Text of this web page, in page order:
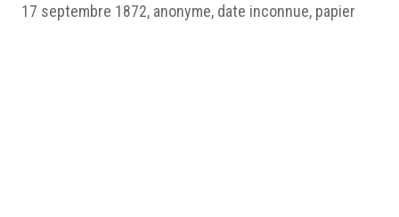
17 septembre 1872, anonyme, date inconnue, papier